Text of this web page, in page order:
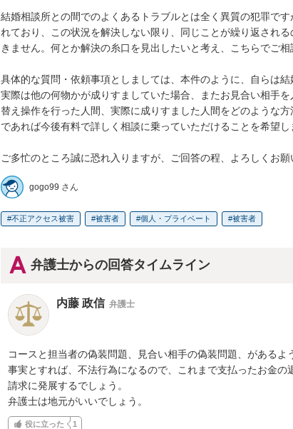
結婚相談所との間でのよくあるトラブルとは全く異質の犯罪で
れており、この状況を解決しない限り、同じことが繰り返され
きません。何とか解決の糸口を見出したいと考え、こちらでご相
具体的な質問・依頼事項としましては、本件のように、自らは結
実際は他の何物かが成りすましていた場合、またお見合い相手
替え操作を行った人間、実際に成りすました人間をどのような
であれば今後有料で詳しく相談に乗っていただけることを希望し
ご多忙のところ誠に恐れ入りますが、ご回答の程、よろしくお願
gogo99 さん
不正アクセス被害 被害者 個人・プライベート 被害者
弁護士からの回答タイムライン
内藤 政信 弁護士
コースと担当者の偽装問題、見合い相手の偽装問題、があるよ
事実とすれば、不法行為になるので、これまで支払ったお金の
請求に発展するでしょう。
弁護士は地元がいいでしょう。
役に立った 1